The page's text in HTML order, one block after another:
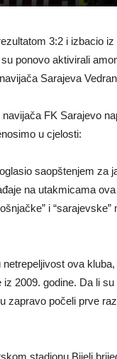
3:2 i izbacio
ponovo aktivirali
Sarajeva
navijača FK Sarajevo
u cjelosti:
saopštenjem za
na utakmicama
i “sarajevske”
ova
2009. godine. Da li
zapravo počeli prve